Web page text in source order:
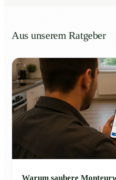
Aus unserem Ratgeber
Warum saubere